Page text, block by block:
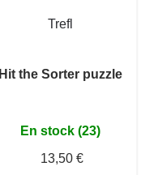
Trefl
Hit the Sorter puzzle
En stock (23)
13,50 €